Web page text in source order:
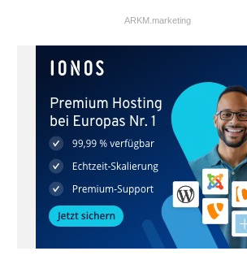
ARKM.marketing